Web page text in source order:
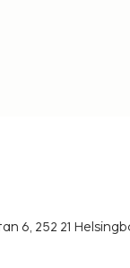
6, 252 21